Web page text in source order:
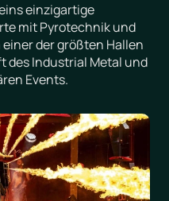
einzigartige
mit Pyrotechnik und
der größten Hallen
des Industrial Metal und
Events.